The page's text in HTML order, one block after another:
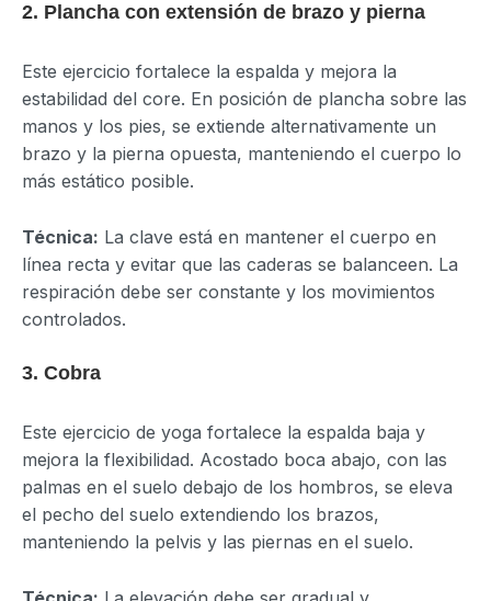
2. Plancha con extensión de brazo y pierna
Este ejercicio fortalece la espalda y mejora la
estabilidad del core. En posición de plancha sobre las
manos y los pies, se extiende alternativamente un
brazo y la pierna opuesta, manteniendo el cuerpo lo
más estático posible.
Técnica: La clave está en mantener el cuerpo en
línea recta y evitar que las caderas se balanceen. La
respiración debe ser constante y los movimientos
controlados.
3. Cobra
Este ejercicio de yoga fortalece la espalda baja y
mejora la flexibilidad. Acostado boca abajo, con las
palmas en el suelo debajo de los hombros, se eleva
el pecho del suelo extendiendo los brazos,
manteniendo la pelvis y las piernas en el suelo.